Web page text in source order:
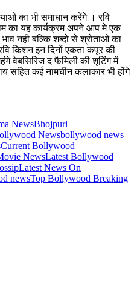
का भी समाधान करेंगे । रवि
का यह कार्यक्रम अपने आप मे एक
नही बल्कि शब्दो से श्रोताओं का
किशन इन दिनों एकता कपूर की
वेबसिरिज द फैमिली की शूटिंग में
सहित कई नामचीन कलाकार भी होंगे
NewsBhojpuri
Newsbollywood news
Current Bollywood
NewsLatest Bollywood
Latest News On
newsTop Bollywood Breaking